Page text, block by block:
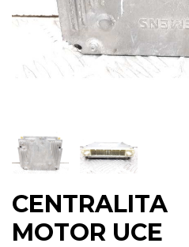
CENTRALITA
MOTOR UCE